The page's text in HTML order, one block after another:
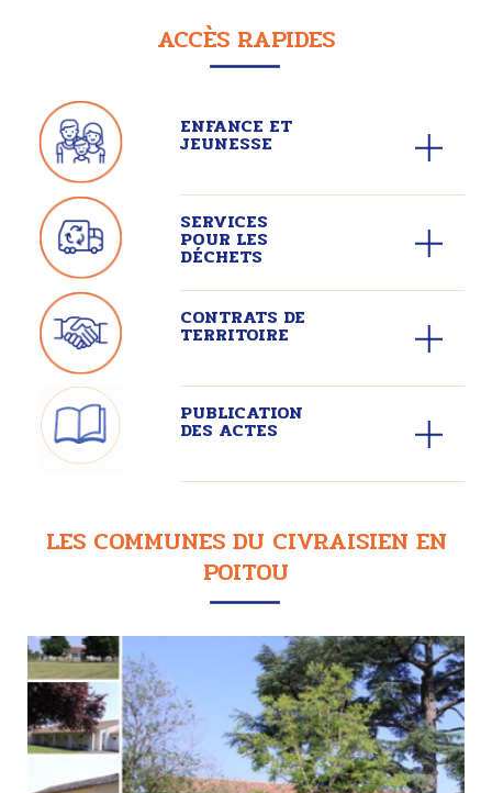
ACCÈS RAPIDES
ENFANCE ET
JEUNESSE
SERVICES
POUR LES
DÉCHETS
CONTRATS DE
TERRITOIRE
PUBLICATION
DES ACTES
LES COMMUNES DU CIVRAISIEN EN
POITOU